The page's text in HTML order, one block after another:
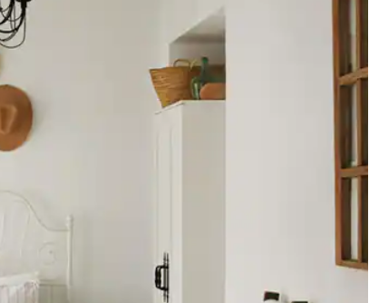
le bas pour les parcourir ou en appuyant et en faisant glisser.